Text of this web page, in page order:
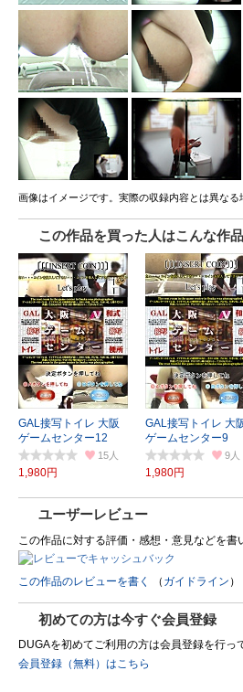
画像はイメージです。実際の収録内容とは異なる
この作品を買った人はこんな作
GAL接写トイレ 大阪
ゲームセンター12
15
1,980円
GAL接写トイレ 大
ゲームセンター9
9
1,980円
ユーザーレビュー
この作品に対する評価・感想・意見などを
この作品のレビューを書く （ ガイドライン ）
初めての方は今すぐ会員登録
DUGAを初めてご利用の方は会員登録を行
会員登録（無料）はこちら